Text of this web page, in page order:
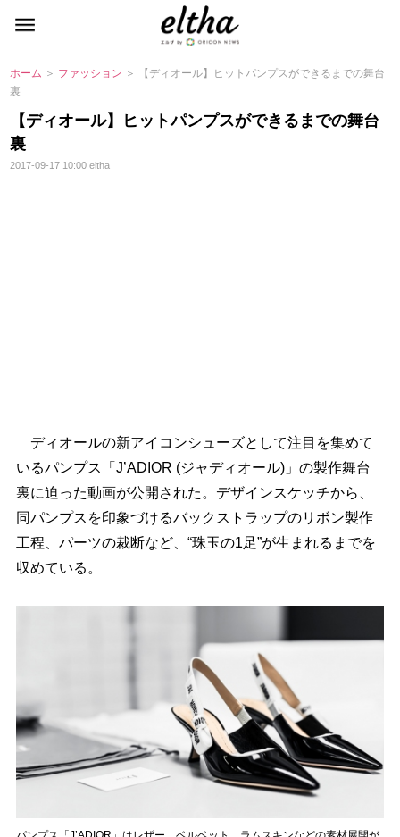
ホーム ＞ ファッション ＞ 【ディオール】ヒットパンプスができるまでの舞台
裏
【ディオール】ヒットパンプスができるまでの舞台
裏
2017-09-17 10:00eltha
ディオールの新アイコンシューズとして注目を集めて
いるパンプス「J’ADIOR (ジャディオール)」の製作舞台
裏に迫った動画が公開された。デザインスケッチから、
同パンプスを印象づけるバックストラップのリボン製作
工程、パーツの裁断など、“珠玉の1足”が生まれるまでを
収めている。